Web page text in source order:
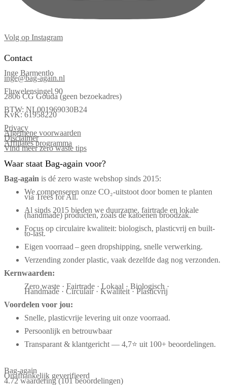
Volg op Instagram
Contact
Inge Barmentlo
inge@bag-again.nl
Fluwelensingel 90
2806 CG Gouda (geen bezoekadres)
BTW: NL001969030B24
KvK: 61958220
Privacy
Algemene voorwaarden
Disclaimer
Affiliates programma
Vind meer zero waste tips
Waar staat Bag-again voor?
Bag‑again is dé zero waste webshop sinds 2015:
We compenseren onze CO₂-uitstoot door bomen te planten
via Trees for All.
Al sinds 2015 bieden we duurzame, fairtrade en lokale
(handmade) producten, zoals de katoenen broodzak.
Focus op circulaire kwaliteit: biologisch, plasticvrij en built-
to-last.
Eigen voorraad – geen dropshipping, snelle verwerking.
Verzending zonder plastic, vaak dezelfde dag nog verzonden.
Kernwaarden:
Zero waste · Fairtrade · Lokaal · Biologisch ·
Handmade · Circulair · Kwaliteit · Plasticvrij
Voordelen voor jou:
Snelle, plasticvrije levering uit onze voorraad.
Persoonlijk en betrouwbaar
Transparant & klantgericht — 4,7⭐ uit 100+ beoordelingen.
Bag-again
Onafhankelijk geverifieerd
4.72 waardering (101 beoordelingen)